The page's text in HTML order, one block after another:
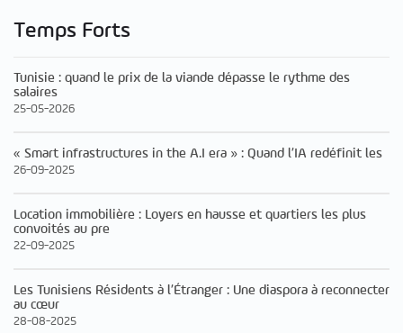
Temps Forts
Tunisie : quand le prix de la viande dépasse le rythme des
salaires
25-05-2026
« Smart infrastructures in the A.I era » : Quand l’IA redéfinit les
26-09-2025
Location immobilière : Loyers en hausse et quartiers les plus
convoités au pre
22-09-2025
Les Tunisiens Résidents à l’Étranger : Une diaspora à reconnecter
au cœur
28-08-2025